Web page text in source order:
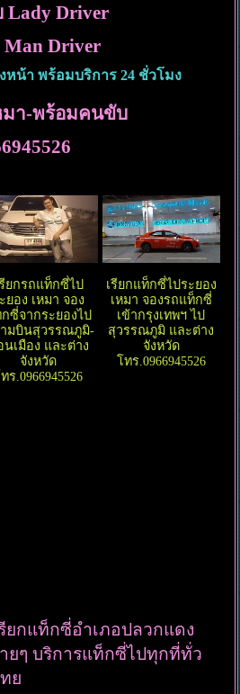
Driver
Driver
า พร้อมบริการ 24 ชั่วโมง
ร้อมคนขับ
ยกรถแท็กซี่ไป
ยอง เหมา จอง
ซี่จากระยองไป
มบินสุวรรณภูมิ-
นเมือง และต่าง
จังหวัด
ร.0966945526
เรียกแท็กซี่ไประยอง
เหมา จองรถแท็กซี่
เข้ากรุงเทพฯ ไป
สุวรรณภูมิ และต่าง
จังหวัด
โทร.0966945526
ยกแท็กซี่อำเภอปลวกแดง
ยๆ บริการแท็กซี่ไปทุกที่ทั่ว
ย